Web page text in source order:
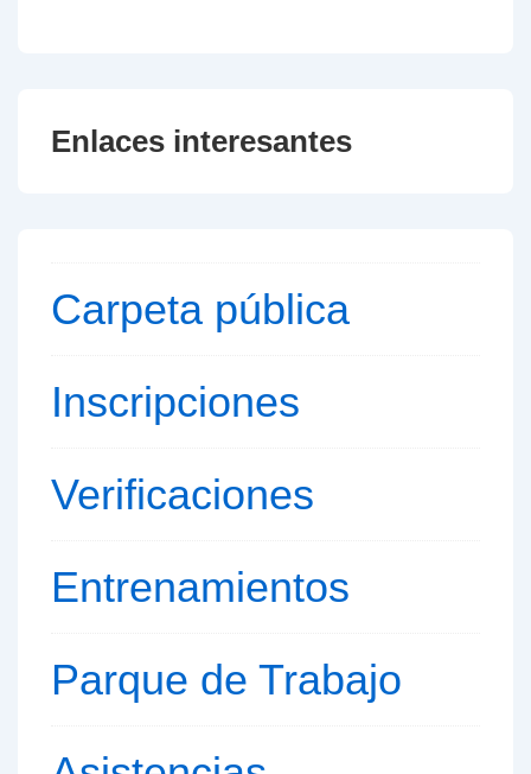
Enlaces interesantes
Carpeta pública
Inscripciones
Verificaciones
Entrenamientos
Parque de Trabajo